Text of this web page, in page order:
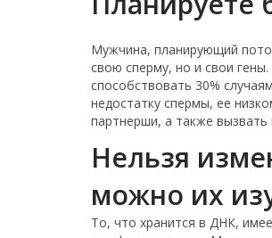
Мужчина, планирующий
свою сперму, но и свои
способствовать 30%
недостатку спермы, ее
партнерши, а также вызвать
Нельзя
можно их
То, что хранится в ДНК,